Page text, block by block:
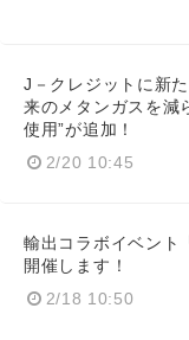
J－クレジットに新
来のメタンガスを減
使用”が追加！
2/20 10:45
輸出コラボイベント
開催します！
2/18 10:50